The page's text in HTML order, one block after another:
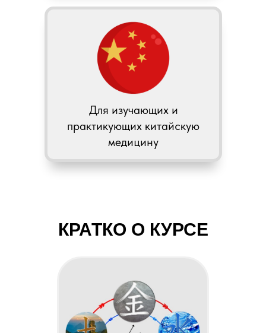
Для изучающих и
практикующих китайскую
медицину
КРАТКО О КУРСЕ